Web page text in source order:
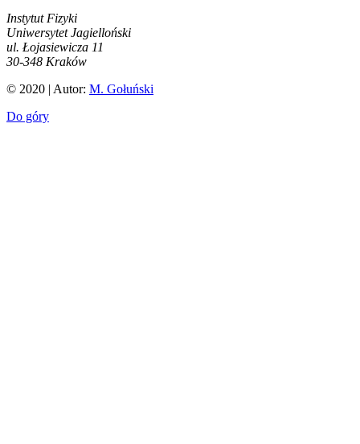
Instytut Fizyki
Uniwersytet Jagielloński
ul. Łojasiewicza 11
30-348 Kraków
© 2020 | Autor: M. Gołuński
Do góry